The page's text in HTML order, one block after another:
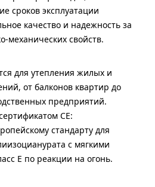
сроков эксплуатации
качество и надежность за
механических свойств.
для утепления жилых и
от балконов квартир до
предприятий.
СЕ:
стандарту для
с мягкими
Е по реакции на огонь.